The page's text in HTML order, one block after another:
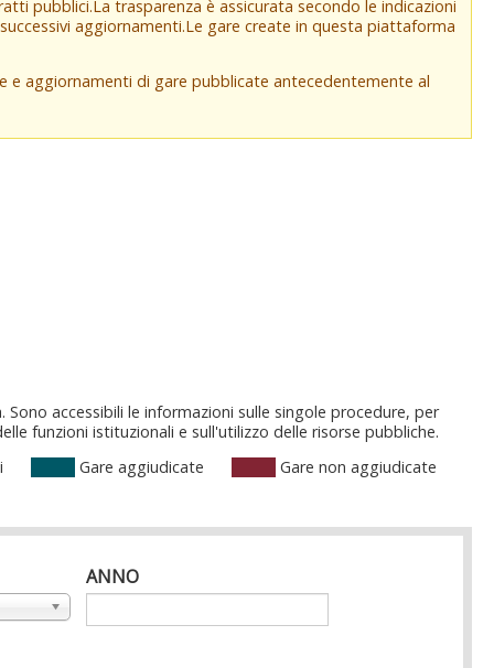
pubblici.La trasparenza è assicurata secondo le indicazioni
aggiornamenti.Le gare create in questa piattaforma
e aggiornamenti di gare pubblicate antecedentemente al
accessibili le informazioni sulle singole procedure, per
funzioni istituzionali e sull'utilizzo delle risorse pubbliche.
Gare aggiudicate Gare non aggiudicate
ANNO